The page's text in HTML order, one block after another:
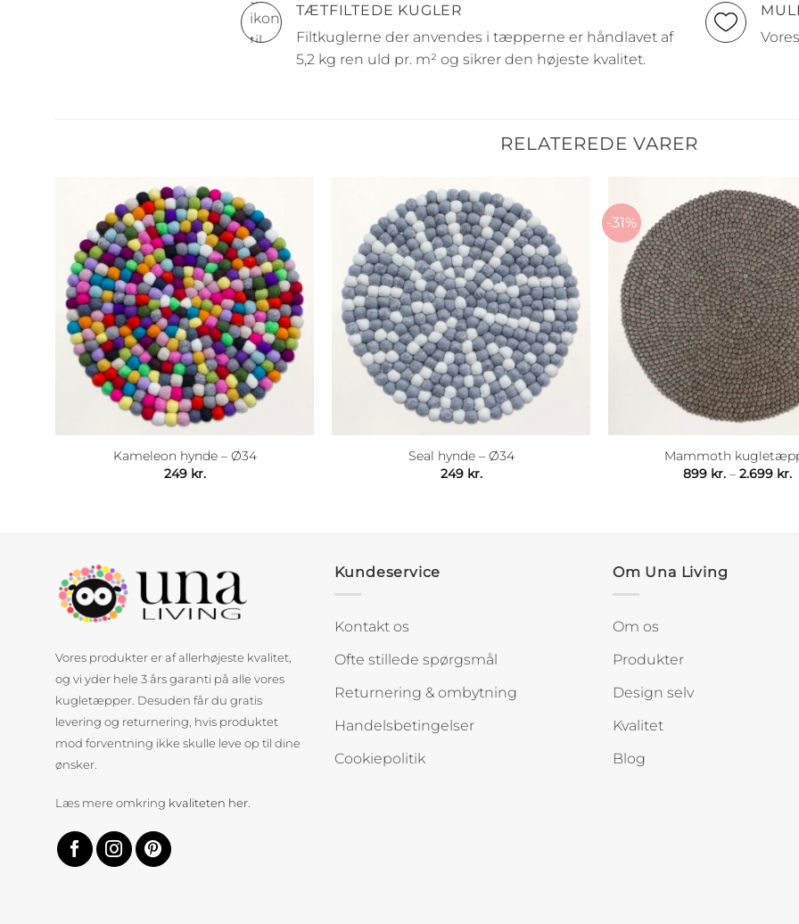
TÆTFILTEDE KUGLER
Filtkuglerne der anvendes i tæpperne er håndlavet af
5,2 kg ren uld pr. m² og sikrer den højeste kvalitet.
RELATEREDE VARER
Kameleon hynde – Ø34
249 kr.
Seal hynde – Ø34
249 kr.
-31%
Mammoth
899 kr. – 2.699 kr.
Vores produkter er af allerhøjeste kvalitet,
og vi yder hele 3 års garanti på alle vores
kugletæpper. Desuden får du gratis
levering og returnering, hvis produktet
mod forventning ikke skulle leve op til dine
ønsker.
Læs mere omkring kvaliteten her.
Kundeservice
Kontakt os
Ofte stillede spørgsmål
Returnering & ombytning
Handelsbetingelser
Cookiepolitik
Om Una Living
Om os
Produkter
Design selv
Kvalitet
Blog